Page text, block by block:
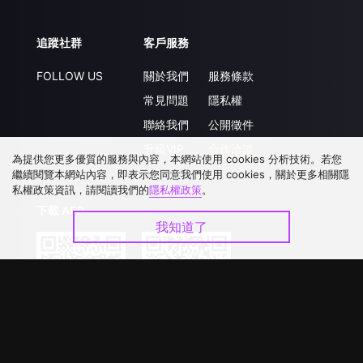
追蹤社群
FOLLOW US
客戶服務
關於我們
常見問題
聯絡我們
服務條款
隱私權
公開徵件
下載 APP
為提供您更多優質的服務與內容，本網站使用 cookies 分析技術。若您
繼續閱覽本網站內容，即表示您同意我們使用 cookies，關於更多相關隱
私權政策資訊，請閱讀我們的隱私權政策。
我知道了